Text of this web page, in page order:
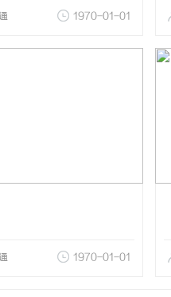
1970-01-01
1970-01-01